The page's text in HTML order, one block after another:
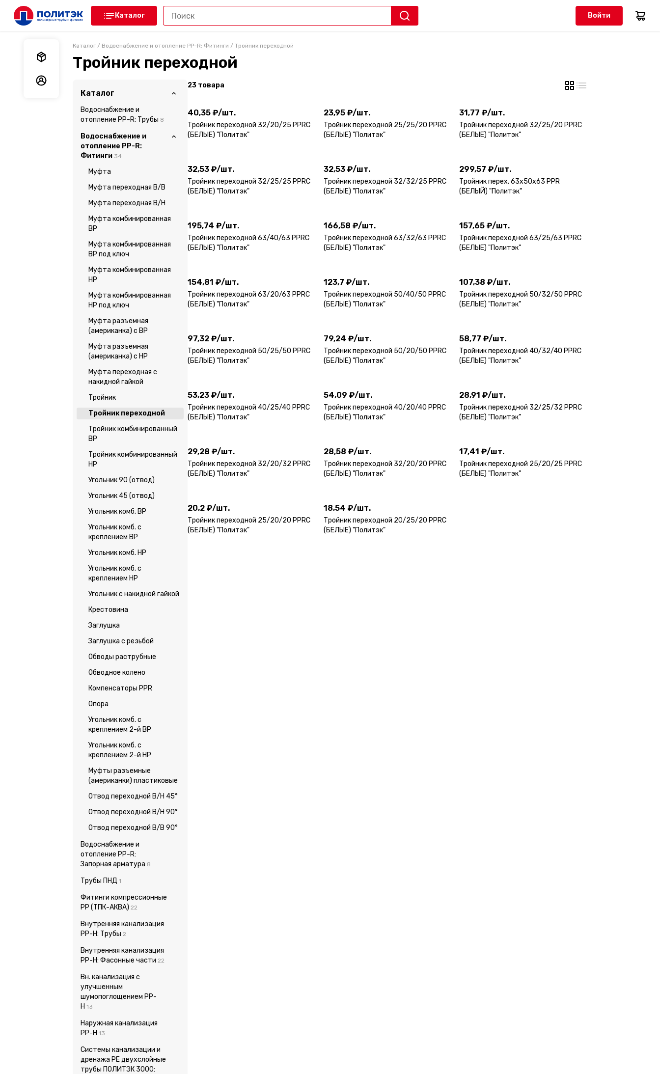
Каталог Войти
Мои заказы
Каталог / Водоснабжение и отопление PP-R: Фитинги / Тройник переходной
Тройник переходной
Каталог
Водоснабжение и
отопление PP-R: Трубы 8
Водоснабжение и
отопление PP-R:
Фитинги 34
Муфта
Муфта переходная В/В
Муфта переходная В/Н
Муфта комбинированная
ВР
Муфта комбинированная
ВР под ключ
Муфта комбинированная
НР
Муфта комбинированная
НР под ключ
Муфта разъемная
(американка) с ВР
Муфта разъемная
(американка) с НР
Муфта переходная с
накидной гайкой
Тройник
Тройник переходной
Тройник комбинированный
ВР
Тройник комбинированный
НР
Угольник 90 (отвод)
Угольник 45 (отвод)
Угольник комб. ВР
Угольник комб. с
креплением ВР
Угольник комб. НР
Угольник комб. с
креплением НР
Угольник с накидной гайкой
Крестовина
Заглушка
Заглушка с резьбой
Обводы раструбные
Обводное колено
Компенсаторы PPR
Опора
Угольник комб. с
креплением 2-й ВР
Угольник комб. с
креплением 2-й НР
Муфты разъемные
(американки) пластиковые
Отвод переходной В/Н 45°
Отвод переходной В/Н 90°
Отвод переходной В/В 90°
Водоснабжение и
отопление PP-R:
Запорная арматура 8
Трубы ПНД 1
Фитинги компрессионные
PP (ТПК-АКВА) 22
Внутренняя канализация
PP-H: Трубы 2
Внутренняя канализация
PP-H: Фасонные части 22
Вн. канализация с
улучшенным
шумопоглощением PP-
H 13
Наружная канализация
PP-H 13
Системы канализации и
дренажа PE двухслойные
трубы ПОЛИТЭК 3000:
23 товара
40,35 ₽/шт.
Тройник переходной 32/20/25 PPRC
(БЕЛЫЕ) "Политэк"
40,35 ₽/шт.
23,95 ₽/шт.
Тройник переходной 25/25/20 PPRC
(БЕЛЫЕ) "Политэк"
31,77 ₽/шт.
Тройник переходной 32/25/20 PPRC
(БЕЛЫЕ) "Политэк"
32,53 ₽/шт.
Тройник переходной 32/25/25 PPRC
(БЕЛЫЕ) "Политэк"
32,53 ₽/шт.
Тройник переходной 32/32/25 PPRC
(БЕЛЫЕ) "Политэк"
299,57 ₽/шт.
Тройник перех. 63х50х63 PPR
(БЕЛЫЙ) "Политэк"
195,74 ₽/шт.
Тройник переходной 63/40/63 PPRC
(БЕЛЫЕ) "Политэк"
166,58 ₽/шт.
Тройник переходной 63/32/63 PPRC
(БЕЛЫЕ) "Политэк"
157,65 ₽/шт.
Тройник переходной 63/25/63 PPRC
(БЕЛЫЕ) "Политэк"
154,81 ₽/шт.
Тройник переходной 63/20/63 PPRC
(БЕЛЫЕ) "Политэк"
123,7 ₽/шт.
Тройник переходной 50/40/50 PPRC
(БЕЛЫЕ) "Политэк"
107,38 ₽/шт.
Тройник переходной 50/32/50 PPRC
(БЕЛЫЕ) "Политэк"
97,32 ₽/шт.
Тройник переходной 50/25/50 PPRC
(БЕЛЫЕ) "Политэк"
79,24 ₽/шт.
Тройник переходной 50/20/50 PPRC
(БЕЛЫЕ) "Политэк"
58,77 ₽/шт.
Тройник переходной 40/32/40 PPRC
(БЕЛЫЕ) "Политэк"
53,23 ₽/шт.
Тройник переходной 40/25/40 PPRC
(БЕЛЫЕ) "Политэк"
54,09 ₽/шт.
Тройник переходной 40/20/40 PPRC
(БЕЛЫЕ) "Политэк"
28,91 ₽/шт.
Тройник переходной 32/25/32 PPRC
(БЕЛЫЕ) "Политэк"
29,28 ₽/шт.
Тройник переходной 32/20/32 PPRC
(БЕЛЫЕ) "Политэк"
28,58 ₽/шт.
Тройник переходной 32/20/20 PPRC
(БЕЛЫЕ) "Политэк"
17,41 ₽/шт.
Тройник переходной 25/20/25 PPRC
(БЕЛЫЕ) "Политэк"
20,2 ₽/шт.
Тройник переходной 25/20/20 PPRC
(БЕЛЫЕ) "Политэк"
18,54 ₽/шт.
Тройник переходной 20/25/20 PPRC
(БЕЛЫЕ) "Политэк"